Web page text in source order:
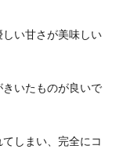
い甘さが美味しい
いたものが良いで
しまい、完全にコ